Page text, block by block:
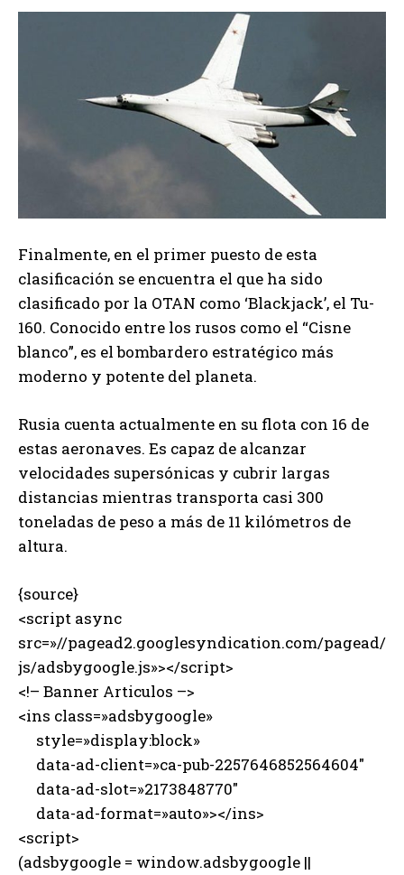
Finalmente, en el primer puesto de esta
clasificación se encuentra el que ha sido
clasificado por la OTAN como ‘Blackjack’, el Tu-
160. Conocido entre los rusos como el “Cisne
blanco”, es el bombardero estratégico más
moderno y potente del planeta.
Rusia cuenta actualmente en su flota con 16 de
estas aeronaves. Es capaz de alcanzar
velocidades supersónicas y cubrir largas
distancias mientras transporta casi 300
toneladas de peso a más de 11 kilómetros de
altura.
{source}
<script async
src=»//pagead2.googlesyndication.com/pagead/
js/adsbygoogle.js»></script>
<!– Banner Articulos –>
<ins class=»adsbygoogle»
style=»display:block»
data-ad-client=»ca-pub-2257646852564604″
data-ad-slot=»2173848770″
data-ad-format=»auto»></ins>
<script>
(adsbygoogle = window.adsbygoogle ||